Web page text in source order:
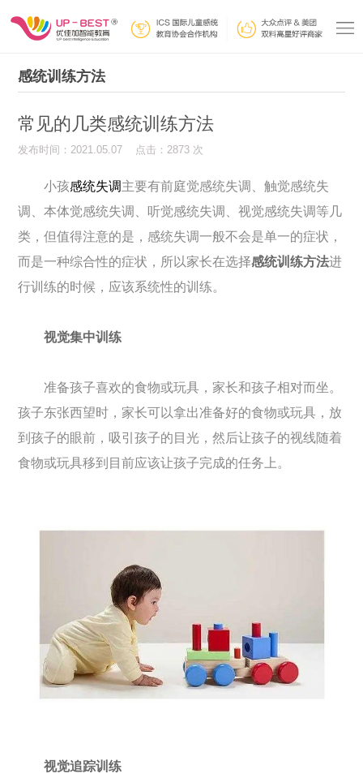
感统训练方法
常见的几类感统训练方法
发布时间：2021.05.07 点击：2873 次
小孩感统失调主要有前庭觉感统失调、触觉感统失
调、本体觉感统失调、听觉感统失调、视觉感统失调等几
类，但值得注意的是，感统失调一般不会是单一的症状，
而是一种综合性的症状，所以家长在选择感统训练方法进
行训练的时候，应该系统性的训练。
视觉集中训练
准备孩子喜欢的食物或玩具，家长和孩子相对而坐。
孩子东张西望时，家长可以拿出准备好的食物或玩具，放
到孩子的眼前，吸引孩子的目光，然后让孩子的视线随着
食物或玩具移到目前应该让孩子完成的任务上。
视觉追踪训练